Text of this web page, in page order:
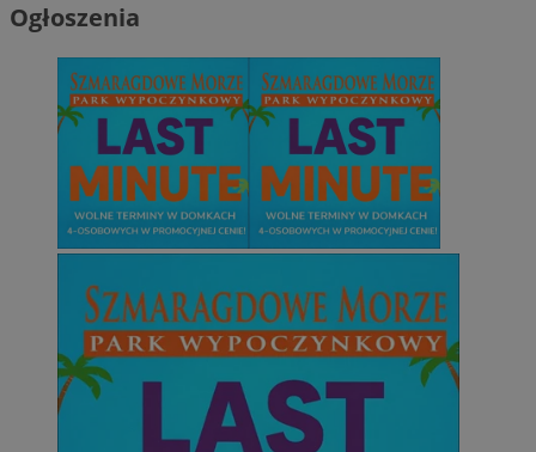
Ogłoszenia